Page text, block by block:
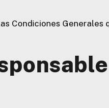
Condiciones Generales